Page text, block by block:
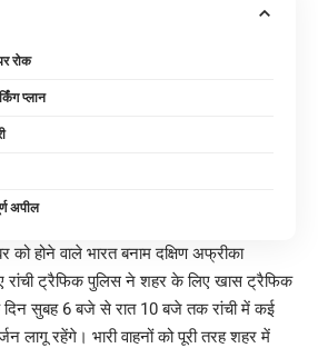
रोक
प्लान
अपील
होने वाले भारत बनाम दक्षिण अफ्रीका
रांची ट्रैफिक पुलिस ने शहर के लिए खास ट्रैफिक
दिन सुबह 6 बजे से रात 10 बजे तक रांची में कई
लागू रहेंगे। भारी वाहनों को पूरी तरह शहर में